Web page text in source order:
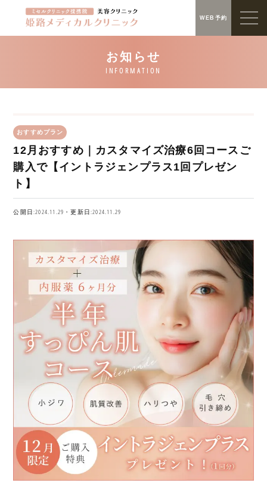
WEB予約
おすすめプラン
12月おすすめ｜カスタマイズ治療6回コースご
購入で【イントラジェンプラス1回プレゼン
ト】
公開日:2024.11.29・更新日:2024.11.29